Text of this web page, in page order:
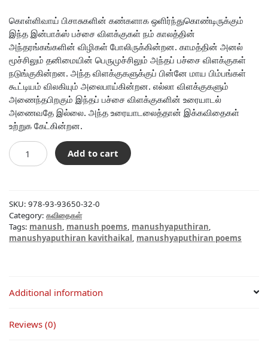
கொள்ளிவாய் பிசாசுகளின் கண்களாக ஒளிர்ந்துகொண்டிருக்கும்
இந்த இன்பாக்ஸ் பச்சை விளக்குகள் நம் காலத்தின்
அந்தரங்கங்களின் விழிகள் போலிருக்கின்றன. காமத்தின் அனல்
மூச்சிலும் தனிமையின் பெருமுச்சிலும் அந்தப் பச்சை விளக்குகள்
நடுங்குகின்றன. அந்த விளக்குகளுக்குப் பின்னே மாய பிம்பங்கள்
கூட்டியம் விலகியும் அலைபாய்கின்றன. எல்லா விளக்குகளும்
அணைந்தபிறகும் இந்தப் பச்சை விளக்குகளின் உரையாடல்
அணைவதே இல்லை. அந்த உரையாடலைத்தான் இக்கவிதைகள்
உற்றுக கேட்கின்றன.
இன்பாக்ஸ்
பச்சை
என்ன
செய்துகொண்டிருக்கின்றன
quantity
Add to cart
SKU: 978-93-93650-32-0
Category: கவிதைகள்
Tags: manush, manush poems, manushyaputhiran,
manushyaputhiran kavithaikal, manushyaputhiran poems
Additional information
Reviews (0)